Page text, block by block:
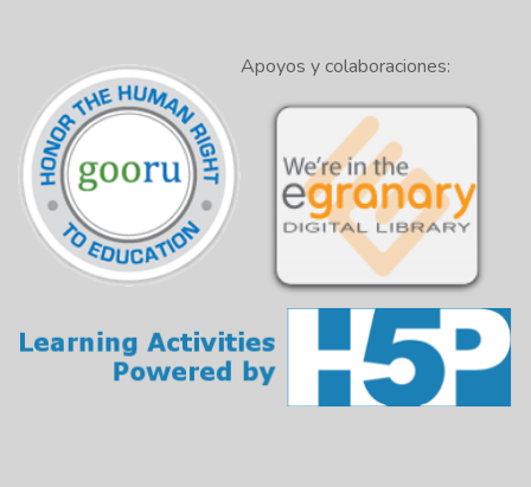
Apoyos y colaboraciones: